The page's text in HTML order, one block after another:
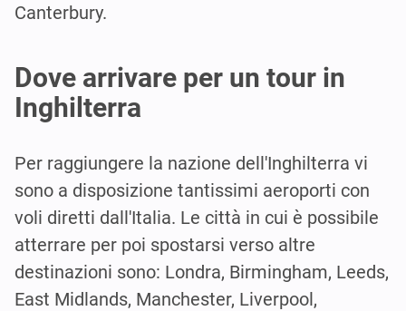
Canterbury.
Dove arrivare per un tour in
Inghilterra
Per raggiungere la nazione dell'Inghilterra vi
sono a disposizione tantissimi aeroporti con
voli diretti dall'Italia. Le città in cui è possibile
atterrare per poi spostarsi verso altre
destinazioni sono: Londra, Birmingham, Leeds,
East Midlands, Manchester, Liverpool,